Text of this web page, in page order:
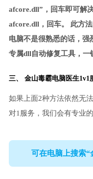
afcore.dll”，回车即可解
afcore.dll，回车。 此方
电脑不是很熟悉的话，强
专属dll自动修复工具，一
三、 金山毒霸电脑医生1v1
如果上面2种方法依然无
对1服务，我们会有专业
可在电脑上搜索“